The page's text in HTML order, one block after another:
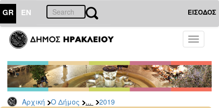
GR EN ΕΙΣΟΔΟΣ
Toggle
Αρχική Ο Δήμος ... 2019
ΔΗΜΟΣ
Δελτία
Τύπου
Αρχείο
2026